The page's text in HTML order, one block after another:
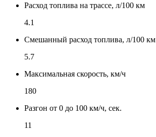
Расход топлива на трассе, л/100 км
4.1
Смешанный расход топлива, л/100 км
5.7
Максимальная скорость, км/ч
180
Разгон от 0 до 100 км/ч, сек.
11